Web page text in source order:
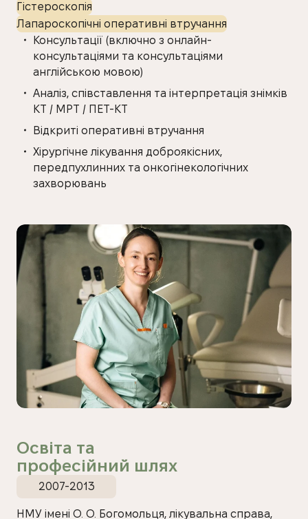
Гістероскопія
Лапароскопічні оперативні втручання
Консультації (включно з онлайн-
консультаціями та консультаціями
англійською мовою)
Аналіз, співставлення та інтерпретація знімків
КТ / МРТ / ПЕТ-КТ
Відкриті оперативні втручання
Хірургічне лікування доброякісних,
передпухлинних та онкогінекологічних
захворювань
Освіта та
професійний шлях
2007-2013
НМУ імені О. О. Богомольця, лікувальна справа,